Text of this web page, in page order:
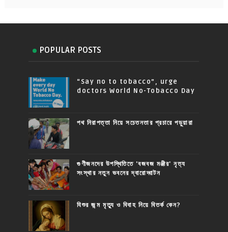
POPULAR POSTS
“Say no to tobacco”, urge
doctors World No-Tobacco Day
পথ নিরাপত্তা নিয়ে সচেতনতার প্রচারে পড়ুয়ারা
গুণীজনদের উপস্থিতিতে 'বজবজ মঞ্জীর' নৃত্য
সংস্থার নতুন ভবনের দ্বারোদ্ঘাটন
যিশুর জন্ম মৃত্যু ও বিবাহ নিয়ে বিতর্ক কেন?